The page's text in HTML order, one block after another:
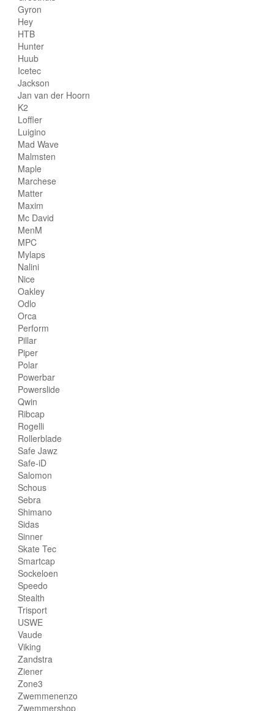
Gyron
Hey
HTB
Hunter
Huub
Icetec
Jackson
Jan van der Hoorn
K2
Loffler
Luigino
Mad Wave
Malmsten
Maple
Marchese
Matter
Maxim
Mc David
MenM
MPC
Mylaps
Nalini
Nice
Oakley
Odlo
Orca
Perform
Pillar
Piper
Polar
Powerbar
Powerslide
Qwin
Ribcap
Rogelli
Rollerblade
Safe Jawz
Safe-iD
Salomon
Schous
Sebra
Shimano
Sidas
Sinner
Skate Tec
Smartcap
Sockeloen
Speedo
Stealth
Trisport
USWE
Vaude
Viking
Zandstra
Ziener
Zone3
Zwemmenenzo
Zwemmershop